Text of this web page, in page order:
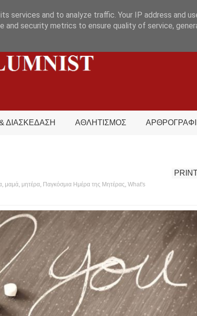
ΔΙΑΣΚΕΔΑΣΗ ΑΘΛΗΤΙΣΜΟΣ
μαμά μητέρα Παγκόσμια Ημέρα της Μητέρας What's
services and to analyze traffic. Your IP address and
and security metrics to ensure quality of service,